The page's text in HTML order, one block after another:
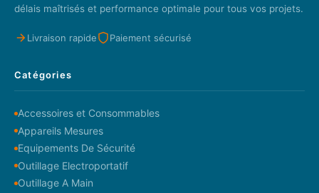
délais maîtrisés et performance optimale pour tous vos projets.
Livraison rapide Paiement sécurisé
Catégories
Accessoires et Consommables
Appareils Mesures
Equipements De Sécurité
Outillage Electroportatif
Outillage A Main